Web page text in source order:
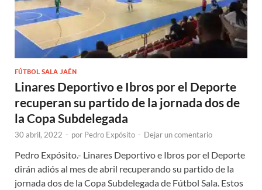
FÚTBOL SALA JAÉN
Linares Deportivo e Ibros por el Deporte
recuperan su partido de la jornada dos de
la Copa Subdelegada
30 abril, 2022 - por Pedro Expósito - Dejar un comentario
Pedro Expósito.- Linares Deportivo e Ibros por el Deporte
dirán adiós al mes de abril recuperando su partido de la
jornada dos de la Copa Subdelegada de Fútbol Sala. Estos